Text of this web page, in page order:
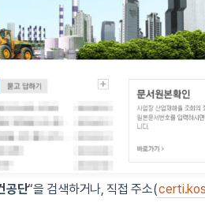
공단“을 검색하거나, 직접 주소(